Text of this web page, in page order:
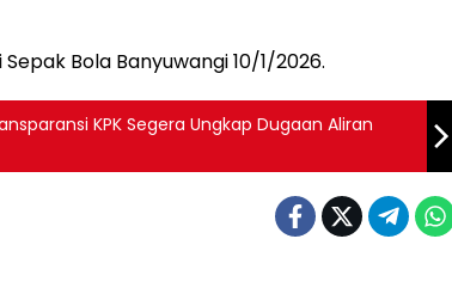
Bola Banyuwangi 10/1/2026.
KPK Segera Ungkap Dugaan Aliran